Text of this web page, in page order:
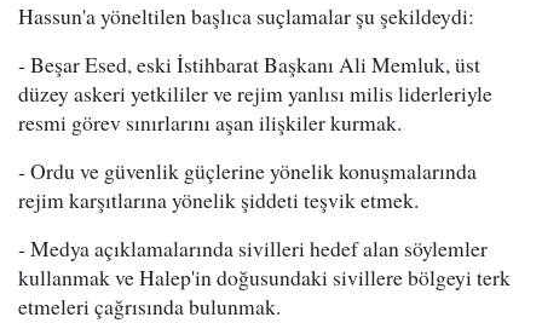
Hassun'a yöneltilen başlıca suçlamalar şu şekildeydi:
- Beşar Esed, eski İstihbarat Başkanı Ali Memluk, üst
düzey askeri yetkililer ve rejim yanlısı milis liderleriyle
resmi görev sınırlarını aşan ilişkiler kurmak.
- Ordu ve güvenlik güçlerine yönelik konuşmalarında
rejim karşıtlarına yönelik şiddeti teşvik etmek.
- Medya açıklamalarında sivilleri hedef alan söylemler
kullanmak ve Halep'in doğusundaki sivillere bölgeyi terk
etmeleri çağrısında bulunmak.